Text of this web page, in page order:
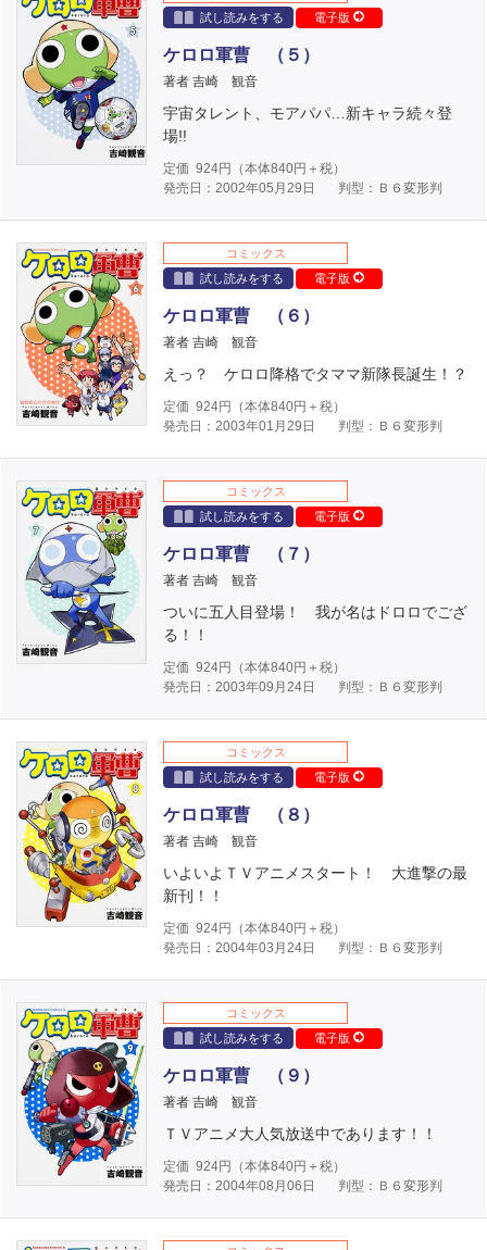
試し読みをする
電子版
ケロロ軍曹 （５）
著者 吉崎 観音
宇宙タレント、モアパパ…新キャラ続々登
場!!
定価 924円（本体840円＋税）
発売日：2002年05月29日
判型：Ｂ６変形判
コミックス
試し読みをする
電子版
ケロロ軍曹 （６）
著者 吉崎 観音
えっ？ ケロロ降格でタママ新隊長誕生！？
定価 924円（本体840円＋税）
発売日：2003年01月29日
判型：Ｂ６変形判
コミックス
試し読みをする
電子版
ケロロ軍曹 （７）
著者 吉崎 観音
ついに五人目登場！ 我が名はドロロでござ
る！！
定価 924円（本体840円＋税）
発売日：2003年09月24日
判型：Ｂ６変形判
コミックス
試し読みをする
電子版
ケロロ軍曹 （８）
著者 吉崎 観音
いよいよＴＶアニメスタート！ 大進撃の最
新刊！！
定価 924円（本体840円＋税）
発売日：2004年03月24日
判型：Ｂ６変形判
コミックス
試し読みをする
電子版
ケロロ軍曹 （９）
著者 吉崎 観音
ＴＶアニメ大人気放送中であります！！
定価 924円（本体840円＋税）
発売日：2004年08月06日
判型：Ｂ６変形判